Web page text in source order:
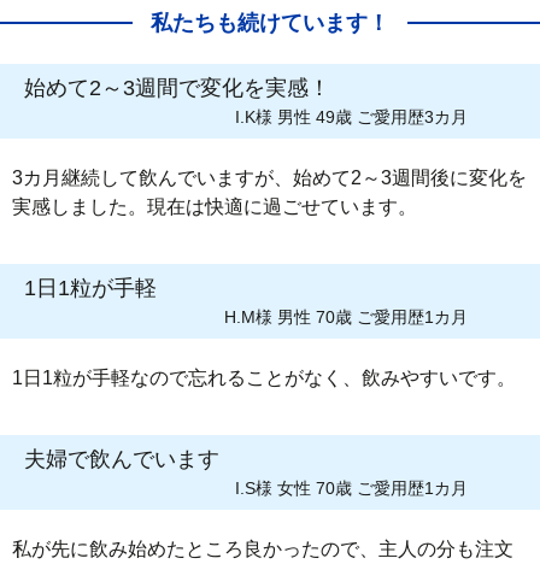
私たちも続けています！
始めて2～3週間で変化を実感！
I.K様 男性 49歳 ご愛用歴3カ月
3カ月継続して飲んでいますが、始めて2～3週間後に変化を
実感しました。現在は快適に過ごせています。
1日1粒が手軽
H.M様 男性 70歳 ご愛用歴1カ月
1日1粒が手軽なので忘れることがなく、飲みやすいです。
夫婦で飲んでいます
I.S様 女性 70歳 ご愛用歴1カ月
私が先に飲み始めたところ良かったので、主人の分も注文